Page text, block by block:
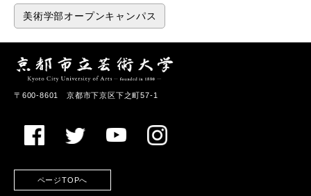
美術学部オープンキャンパス
〒600-8601 京都市下京区下之町57-1
ページTOPへ